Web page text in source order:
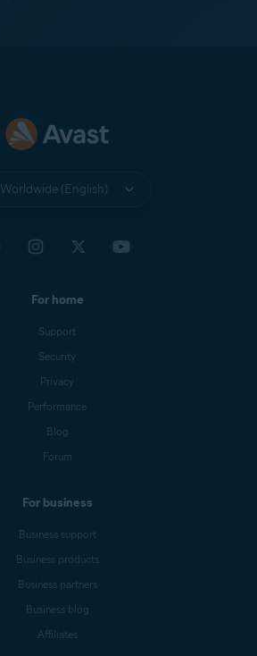
Worldwide (English)
For home
Support
Security
Privacy
Performance
Blog
Forum
For business
Business support
Business products
Business partners
Business blog
Affiliates